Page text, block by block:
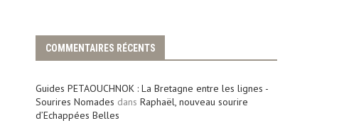
COMMENTAIRES RÉCENTS
Guides PETAOUCHNOK : La Bretagne entre les lignes -
Sourires Nomades dans Raphaël, nouveau sourire
d’Echappées Belles